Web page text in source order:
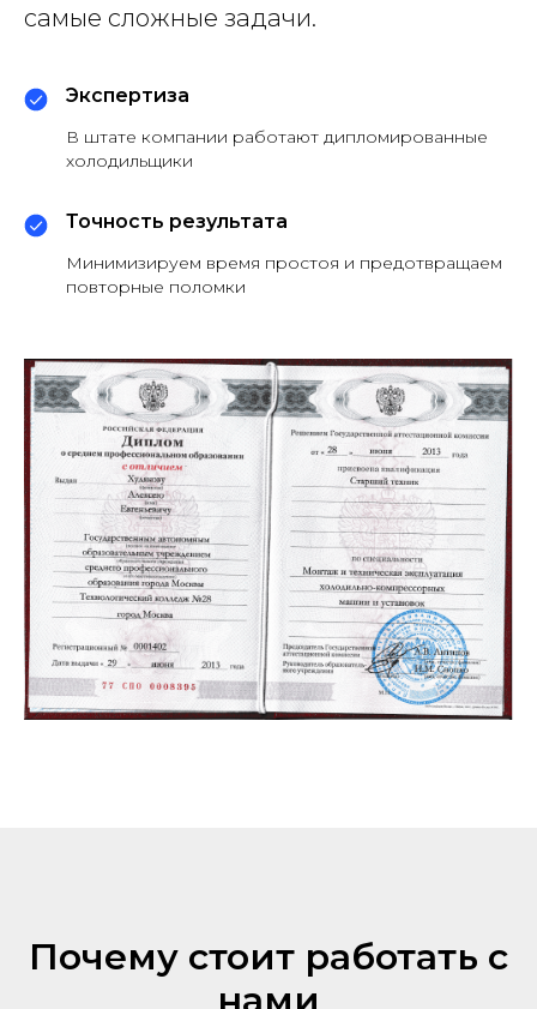
самые сложные задачи.
Экспертиза
В штате компании работают дипломированные
холодильщики
Точность результата
Минимизируем время простоя и предотвращаем
повторные поломки
Почему стоит работать с
нами